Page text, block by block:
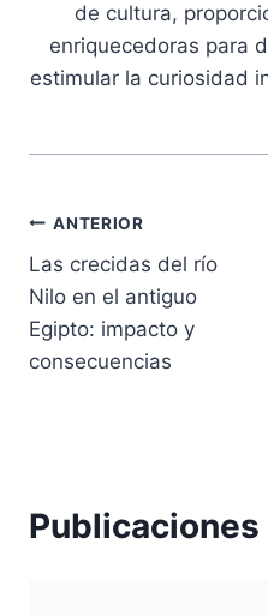
de cultura,
enriquecedoras para
estimular la curiosidad
Navegación
de
entradas
ANTERIOR
Las crecidas del río
Nilo en el antiguo
Egipto: impacto y
consecuencias